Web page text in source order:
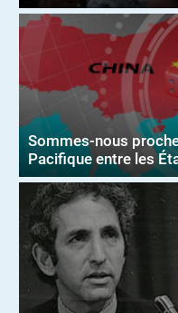
Sommes-nous
Pacifique entre les